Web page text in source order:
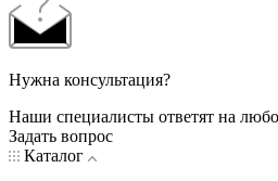
Нужна консультация?
Наши специалисты ответят на
Задать вопрос
Каталог